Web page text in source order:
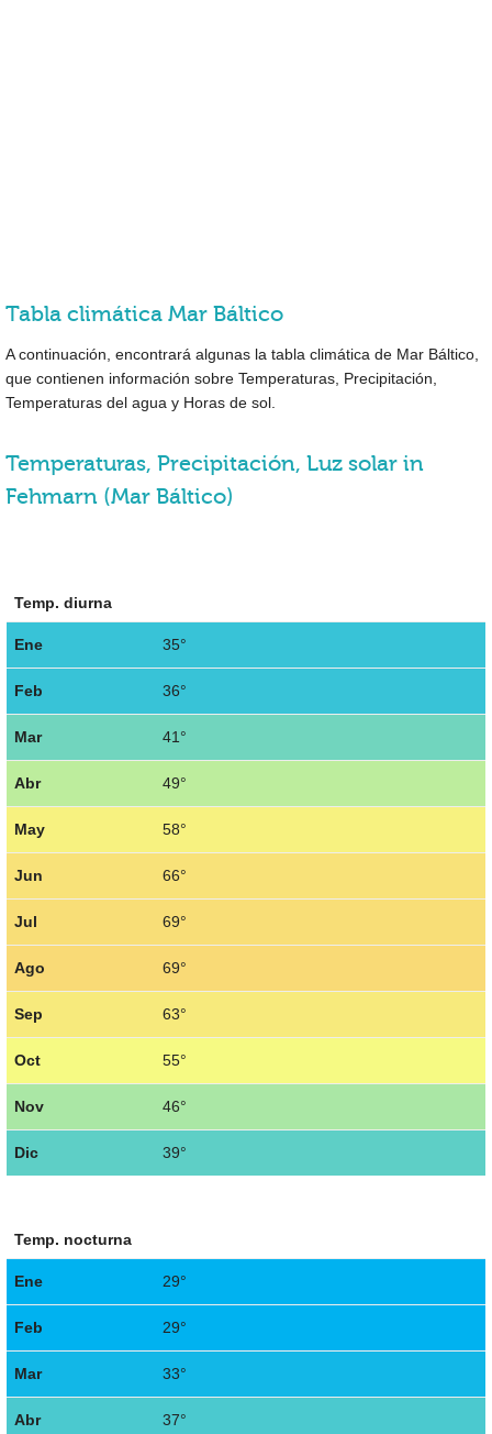
Tabla climática Mar Báltico
A continuación, encontrará algunas la tabla climática de Mar Báltico,
que contienen información sobre Temperaturas, Precipitación,
Temperaturas del agua y Horas de sol.
Temperaturas, Precipitación, Luz solar in
Fehmarn (Mar Báltico)
Temp. diurna
Ene 35°
Feb 36°
Mar 41°
Abr 49°
May 58°
Jun 66°
Jul 69°
Ago 69°
Sep 63°
Oct 55°
Nov 46°
Dic 39°
Temp. nocturna
Ene 29°
Feb 29°
Mar 33°
Abr 37°